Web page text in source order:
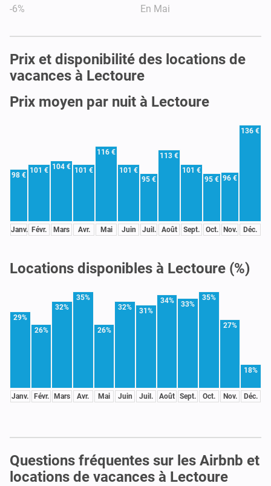
-6% En Mai
Prix et disponibilité des locations de
vacances à Lectoure
Prix moyen par nuit à Lectoure
98 €
Janv.
101 €
Févr.
104 €
Mars
101 €
Avr.
116 €
Mai
101 €
Juin
95 €
Juil.
113 €
Août
101 €
Sept.
95 €
Oct.
96 €
Nov.
136 €
Déc.
Locations disponibles à Lectoure (%)
29%
Janv.
26%
Févr.
32%
Mars
35%
Avr.
26%
Mai
32%
Juin
31%
Juil.
34%
Août
33%
Sept.
35%
Oct.
27%
Nov.
18%
Déc.
Questions fréquentes sur les Airbnb et
locations de vacances à Lectoure